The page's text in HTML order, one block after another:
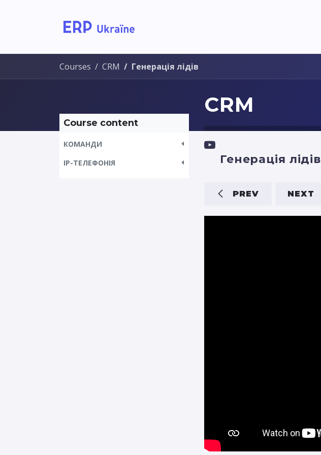
Courses CRM Генерація лідів
CRM
Course content
КОМАНДИ
IP-ТЕЛЕФОНІЯ
Генерація лідів
PREV NEXT